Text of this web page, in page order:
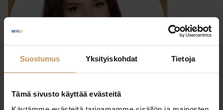
Suostumus Yksityiskohdat Tietoja
Tämä sivusto käyttää evästeitä